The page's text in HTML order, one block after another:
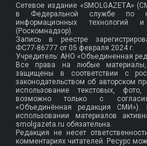
Сетевое издание «SMOLGAZETA»
в Федеральной службе по
информационных технологий
(Роскомнадзор).
Запись в реестре
ФС77-86777 от 05 февраля 2024 г.
Учредитель: АНО «Объединенная
Все права на любые материалы,
защищены в соответствии с
законодательством об авторском
использование текстовых,
возможно только с
«Объединённая редакция
использовании материалов
smolgazeta.ru обязательна.
Редакция не несет
комментариях читателей. Ресурс